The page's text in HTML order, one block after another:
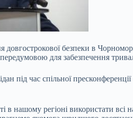
безпеки в
для забезпечення
під час спільної
нашому регіоні використати